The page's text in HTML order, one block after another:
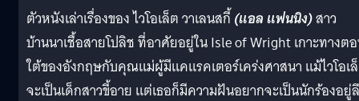
ตัวหนังเล่าเรื่องของ ไวโอเล็ต วาเลนสกี้ (แอล แฟนนิง)สาว
บ้านนาเชื้อสายโปลิช ที่อาศัยอยู่ใน Isle of Wright เกาะทางต
ใต้ของอังกฤษกับคุณแม่ผู้มีแคแรคเตอร์เคร่งศาสนา แม้ไวโอเ
จะเป็นเด็กสาวขี้อาย แต่เธอก็มีความฝันอยากจะเป็นนักร้องอยู่